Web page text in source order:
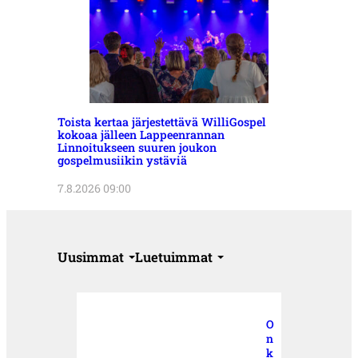
Toista kertaa järjestettävä WilliGospel
kokoaa jälleen Lappeenrannan
Linnoitukseen suuren joukon
gospelmusiikin ystäviä
7.8.2026 09:00
Uusimmat Luetuimmat
O
n
k